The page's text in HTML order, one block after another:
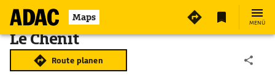
Maps MENÜ
Le Chenit
Route planen